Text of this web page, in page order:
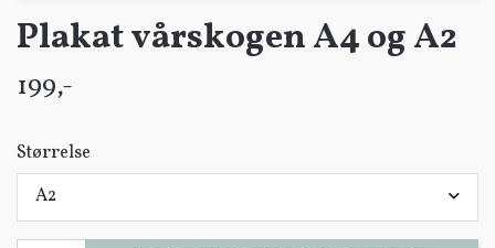
Plakat vårskogen A4 og A2
199,-
Størrelse
A2